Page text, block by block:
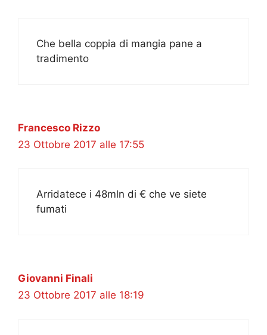
Che bella coppia di mangia pane a
tradimento
Francesco Rizzo
23 Ottobre 2017 alle 17:55
Arridatece i 48mln di € che ve siete
fumati
Giovanni Finali
23 Ottobre 2017 alle 18:19